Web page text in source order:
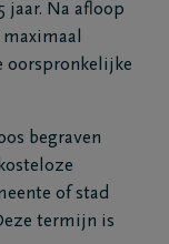
jaar. Na afloop
maximaal
oorspronkelijke
begraven
of stad
termijn is